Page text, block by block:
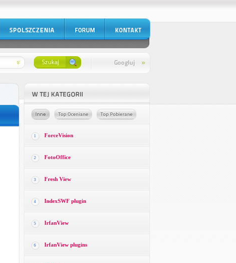
1 ForceVision
2 FotoOffice
3 Fresh View
4 IndexSWF plugin
5 IrfanView
6 IrfanView plugins